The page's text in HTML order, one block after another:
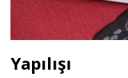
Yapılışı